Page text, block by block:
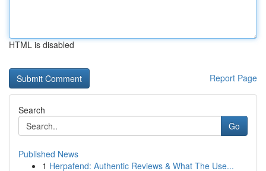
HTML is disabled
Report Page
Search
Go
Published News
1 Herpafend: Authentic Reviews & What The Use...